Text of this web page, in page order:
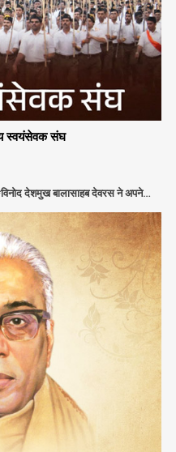
स्वयंसेवक संघ
देशमुख बालासाहब देवरस ने अपने…